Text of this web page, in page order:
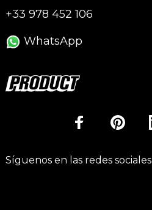
+33 978 452 106
WhatsApp
Síguenos en las redes sociales